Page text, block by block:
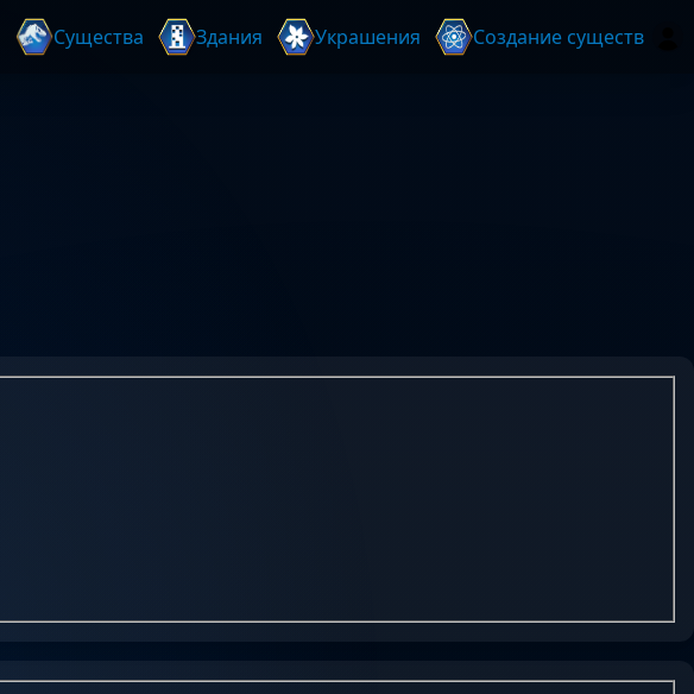
Существа Здания Украшения Создание существ